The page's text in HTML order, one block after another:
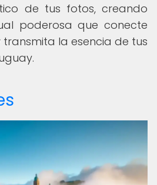
de tus fotos, creando
poderosa que conecte
la esencia de tus